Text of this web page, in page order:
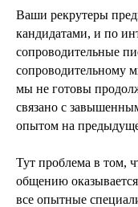
Ваши рекрутеры
кандидатами, и по
сопроводительные
сопроводительному
мы не готовы
связано с
опытом на
Тут проблема в том,
общению
все опытные